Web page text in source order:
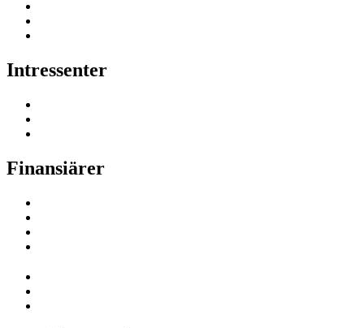
Intressenter
Finansiärer